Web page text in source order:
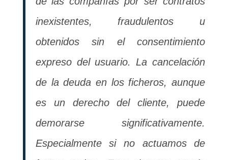
inexistentes, fraudulentos u
obtenidos sin el consentimiento
expreso del usuario. La cancelación
de la deuda en los ficheros, aunque
es un derecho del cliente, puede
demorarse significativamente.
Especialmente si no actuamos de